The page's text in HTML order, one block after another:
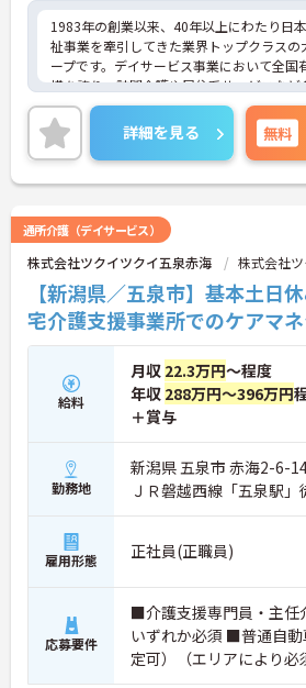
のサポートを受けられます
・一人ひとりの仕事量や状況に合わせて管
規の受け入れを調整するため業務過多にな
なく働けます
・公的資格取得・自己啓発支援制度が整っ
きながらケアマネジャーとしてのさらなる
ップを目指せます
【賞与過去実績最大105万円◎大手法人な
充実した待遇や福利厚生が魅力です】
業所加算手当など日々の頑張りがしっかり
還元されます
・勤続3年以上で対象となる退職金制度や宿
助などが受けられる独自の福利厚生制度ツ
を完備しています
・社内規定の範囲内で髪色や髪型をはじめ
まつげエクステが自由であり個性を大切に
自分らしく働けます
1983年の創業以来、40年以上にわたり日
祉事業を牽引してきた業界トップクラスの
ープです。デイサービス事業において全国
模を誇り、訪問介護や居住系サービスなど
業を展開することで、地域のあらゆるニー
ストップで応える体制を確立しています。
シティ経営を積極的に推進し、多様な人材
発揮できる職場環境の構築に注力している
な特色です。また、大規模災害を見据えた
ンの運用など、お客様と従業員の双方を守
マネジメントも徹底されています。今後は
がオンラインで情報を確認できるシステム
活用した相談サービスの導入など、IT技術
に取り入れ、在宅生活の質の向上と従業員
率化を両立する次世代型の介護サービスを
いく方針です。安定した事業基盤と革新へ
併せ持つ、長期的なキャリア形成に最適な
す。
★おすすめPOINT★
【土日休み×残業月平均3時間！ワークラ
ンスを大切にできる環境です】
・基本土日休みで年間休日116日が確保さ
日勤のみのお仕事のため生活リズムを整え
・毎月付与されるリフレッシュ休暇を活用
取得も可能でプライベートの時間もしっか
暇や育休取得実績など子育てと両立しや
充実しています
詳細を見る 無料
通所介護（デイサービス）
株式会社ツクイツクイ五泉赤海 株式会社ツ
【新潟県／五泉市】基本土
宅介護支援事業所でのケアマ
給料
月収 22.3万円～程度
年収 288万円～396万円
＋賞与
勤務地
新潟県 五泉市 赤海2-6-
ＪＲ磐越西線「五泉駅」
雇用形態 正社員(正職員)
応募要件
■介護支援専門員・主任
いずれか必須 ■普通自
定可）（エリアにより